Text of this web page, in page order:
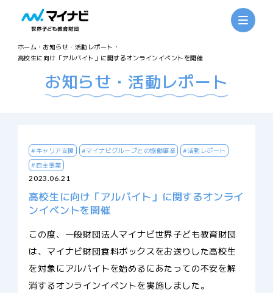
ホーム
お知らせ・活動レポート
高校生に向け「アルバイト」に関するオンラインイベントを開催
お知らせ・活動レポート
#キャリア支援 #マイナビグループとの協働事業
#活動レポート
#自主事業
2023.06.21
高校生に向け「アルバイト」に関するオンライ
ンイベントを開催
この度、一般財団法人マイナビ世界子ども教育財団
は、マイナビ財団食料ボックスをお送りした高校生
を対象にアルバイトを始めるにあたっての不安を解
消するオンラインイベントを実施しました。